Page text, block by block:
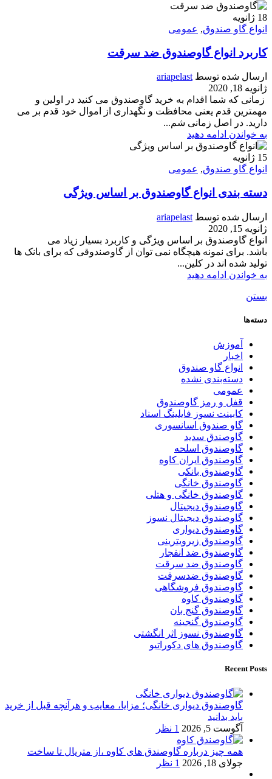
18 ژانویه
انواع گاو صندوق, عمومی
کاربرد انواع گاوصندوق ضد سرقت
ارسال شده توسط ariapelast
ژانویه 18, 2020
زمانی که شما اقدام به خرید گاوصندوق می کنید در اولین و
مهمترین قدم یعنی محافظت و نگهداری از اموال خود قدم بر می
دارید. در اصل زمانی شم...
به خواندن ادامه دهید
15 ژانویه
انواع گاو صندوق, عمومی
دسته بندی انواع گاوصندوق بر اساس ویژگی
ارسال شده توسط ariapelast
ژانویه 15, 2020
انواع گاوصندوق بر اساس ویژگی و کاربرد بسیار زیاد می
باشد. برای نمونه هیچگاه نمی توان از گاوصندوقی که برای بانک ها
تولید شده اند در کلین...
به خواندن ادامه دهید
بستن
دسته‌ها
آموزش
اخبار
انواع گاو صندوق
دسته‌بندی نشده
عمومی
قفل و رمز گاوصندوق
کابینت نسوز فایلینگ اسناد
گاو صندوق اسانسوری
گاوصندق سدید
گاوصندوق اسلحه
گاوصندوق ایران کاوه
گاوصندوق بانکی
گاوصندوق خانگی
گاوصندوق خانگی و هتلی
گاوصندوق دیجیتال
گاوصندوق دیجیتال نسوز
گاوصندوق دیواری
گاوصندوق زیرویترینی
گاوصندوق ضد انفجار
گاوصندوق ضد سرقت
گاوصندوق ضدسرقت
گاوصندوق فروشگاهی
گاوصندوق کاوه
گاوصندوق گنج بان
گاوصندوق گنجینه
گاوصندوق نسوز اثر انگشتی
گاوصندوق های دکوراتیو
Recent Posts
گاوصندوق دیواری خانگی؛ مزایا، معایب و هرآنچه قبل از خرید
باید بدانید
آگوست 5, 2026
1 نظر
همه چیز درباره گاوصندق های کاوه ،از متریال تا ساخت
جولای 18, 2026
1 نظر